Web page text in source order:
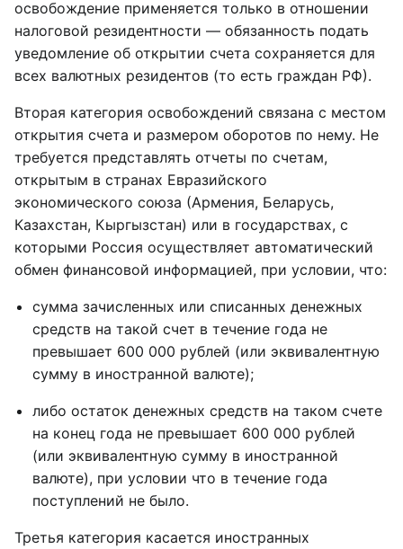
освобождение применяется только в отношении
налоговой резидентности — обязанность подать
уведомление об открытии счета сохраняется для
всех валютных резидентов (то есть граждан РФ).
Вторая категория освобождений связана с местом
открытия счета и размером оборотов по нему. Не
требуется представлять отчеты по счетам,
открытым в странах Евразийского
экономического союза (Армения, Беларусь,
Казахстан, Кыргызстан) или в государствах, с
которыми Россия осуществляет автоматический
обмен финансовой информацией, при условии, что:
сумма зачисленных или списанных денежных
средств на такой счет в течение года не
превышает 600 000 рублей (или эквивалентную
сумму в иностранной валюте);
либо остаток денежных средств на таком счете
на конец года не превышает 600 000 рублей
(или эквивалентную сумму в иностранной
валюте), при условии что в течение года
поступлений не было.
Третья категория касается иностранных